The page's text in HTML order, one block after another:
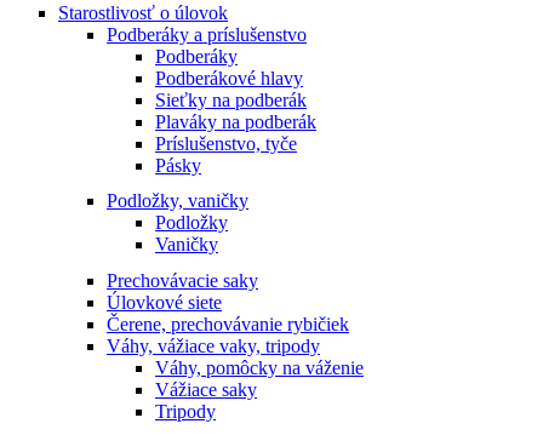
Starostlivosť o úlovok
Podberáky a príslušenstvo
Podberáky
Podberákové hlavy
Sieťky na podberák
Plaváky na podberák
Príslušenstvo, tyče
Pásky
Podložky, vaničky
Podložky
Vaničky
Prechovávacie saky
Úlovkové siete
Čerene, prechovávanie rybičiek
Váhy, vážiace vaky, tripody
Váhy, pomôcky na váženie
Vážiace saky
Tripody